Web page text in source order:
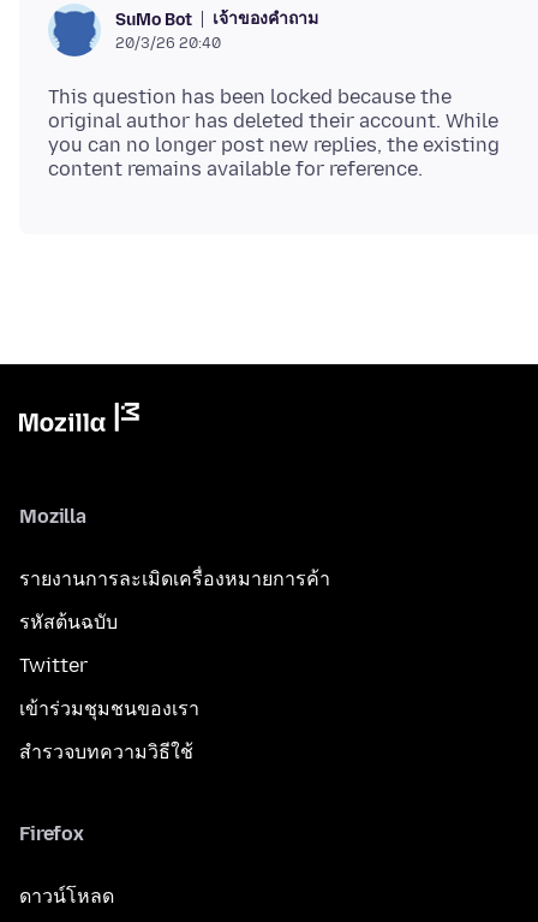
SuMo Bot เจ้าของคำถาม
20/3/26 20:40
This question has been locked because the
original author has deleted their account. While
you can no longer post new replies, the existing
Mozilla
รายงานการละเมิดเครื่องหมายการค้า
รหัสต้นฉบับ
Twitter
เข้าร่วมชุมชนของเรา
สำรวจบทความวิธีใช้
Firefox
ดาวน์โหลด